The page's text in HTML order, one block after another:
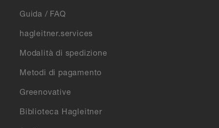
Guida / FAQ
hagleitner.services
Modalità di spedizione
Metodi di pagamento
Greenovative
Biblioteca Hagleitner